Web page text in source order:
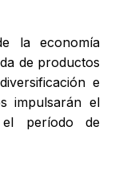
la economía
de productos
e
impulsarán el
período de